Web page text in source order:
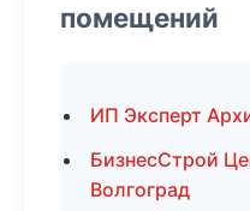
помещений
ИП Эксперт
БизнесСтрой
Волгоград